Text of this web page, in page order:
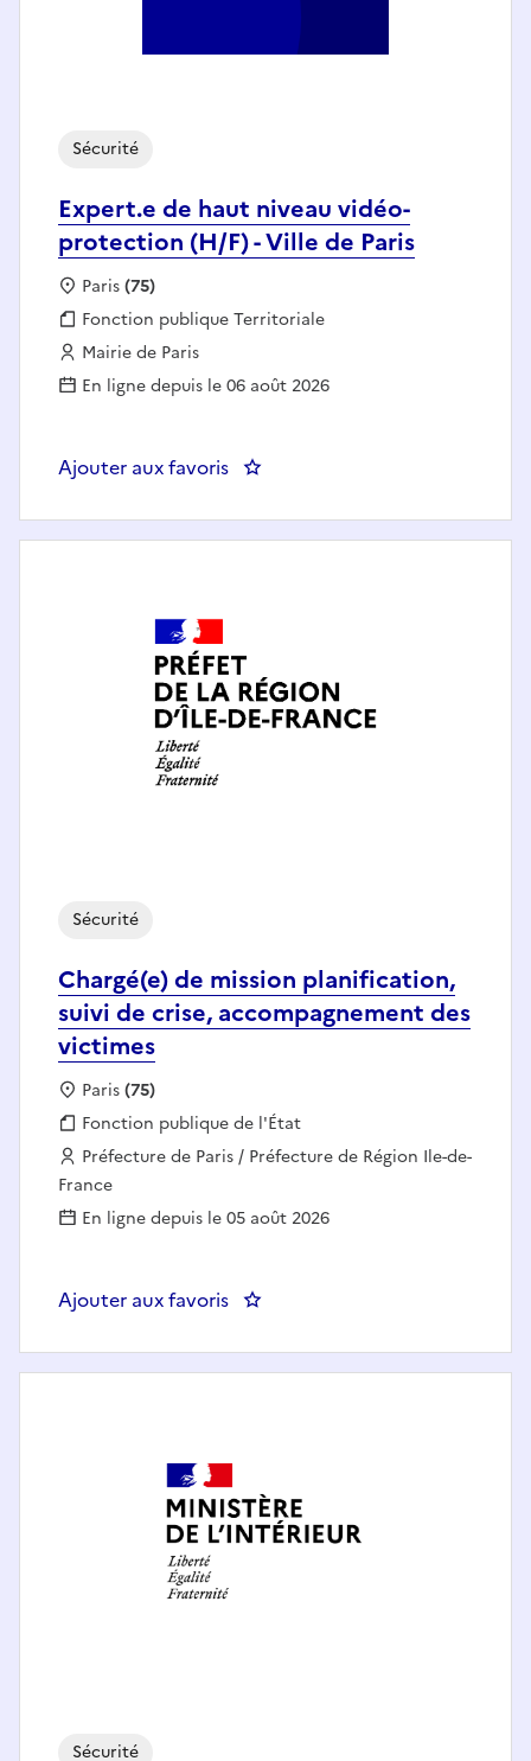
Expert.e de haut niveau vidéo-
protection (H/F) - Ville de Paris
Sécurité
Localisation :
Paris(75)
Fonction publique :
Fonction publique Territoriale
Employeur :
Mairie de Paris
En ligne depuis le 06 août 2026
Ajouter aux favoris : Expert.e de haut niveau
Chargé(e) de mission planification,
suivi de crise, accompagnement des
victimes
Sécurité
Localisation :
Paris(75)
Fonction publique :
Fonction publique de l'État
Employeur :
Préfecture de Paris / Préfecture de Région Ile-de-
France
En ligne depuis le 05 août 2026
Ajouter aux favoris : Chargé(e) de mission
Sécurité